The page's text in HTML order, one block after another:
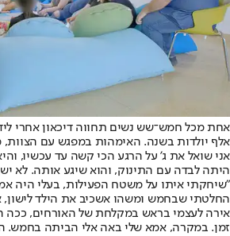
אלף יולדות בשנה. האימהות במפגש עם הצוות,
אני שואל את ג' על הרגע הכי קשה עד עכשיו,
היתה לבדה עם התינוק, והוא שיגע אותה. לא
"שיחקתי איתו על משטח הפעילות, בעלי היה
החלטתי שבחמש ומשהו אשכיב את הילד
אירה לעצמי בראש במקלחת של האורחים, ככה
זמן. במקרה, אמא שלי באה אלי הביתה בחמש.